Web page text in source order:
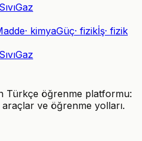
SıvıGaz
· kimyaGüç· fizikİş· fizik
SıvıGaz
Türkçe öğrenme platformu:
araçlar ve öğrenme yolları.